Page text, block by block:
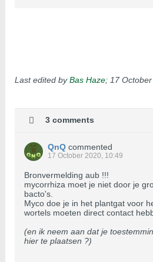
Last edited byBas Haze; 17
3 comments
QnQ commented
17 October 2020, 10:49
Bronvermelding aub !!!
mycorrhiza moet je niet door je
bacto's.
Myco doe je in het plantgat voor
wortels moeten direct contact
(en ik neem aan dat je
hier te plaatsen ?)